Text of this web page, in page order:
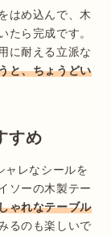
はめ込んで、木
たら完成です。
に耐える立派な
と、ちょうどい
すめ
ャレなシールを
ソーの木製テー
ゃれなテーブル
るのも楽しいで